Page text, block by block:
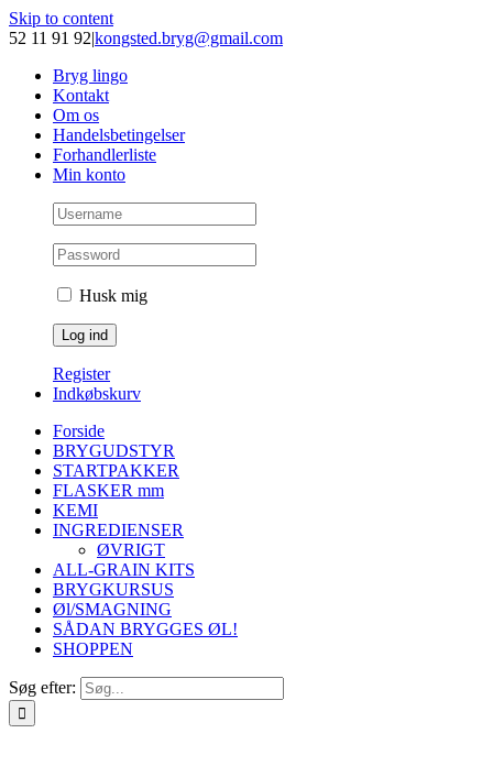
Skip to content
52 11 91 92|kongsted.bryg@gmail.com
Bryg lingo
Kontakt
Om os
Handelsbetingelser
Forhandlerliste
Min konto
Husk mig
Register
Indkøbskurv
Forside
BRYGUDSTYR
STARTPAKKER
FLASKER mm
KEMI
INGREDIENSER
ØVRIGT
ALL-GRAIN KITS
BRYGKURSUS
Øl/SMAGNING
SÅDAN BRYGGES ØL!
SHOPPEN
Søg efter: